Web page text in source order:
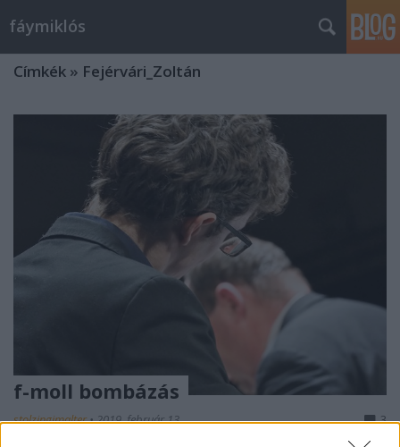
fáymiklós
Címkék » Fejérvári_Zoltán
f-moll bombázás
stolzingimalter•2019. február 13. 3